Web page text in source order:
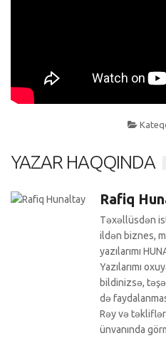
YAZAR HAQQINDA
Rafiq
Təxəllüsdən
ildən biznes,
yazılarımı
Yazılarımı
bildinizsə,
də
Rəy və
ünvanında